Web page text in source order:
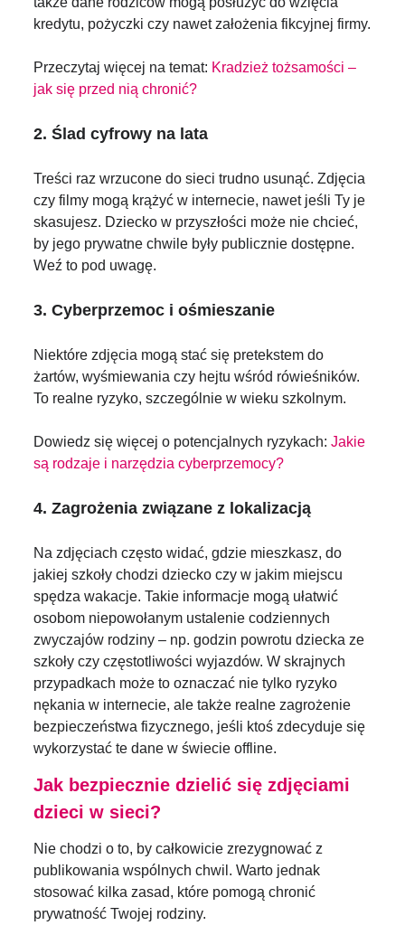
kredytu, pożyczki czy nawet założenia fikcyjnej firmy.
Przeczytaj więcej na temat: Kradzież tożsamości –
jak się przed nią chronić?
2. Ślad cyfrowy na lata
Treści raz wrzucone do sieci trudno usunąć. Zdjęcia
czy filmy mogą krążyć w internecie, nawet jeśli Ty je
skasujesz. Dziecko w przyszłości może nie chcieć,
by jego prywatne chwile były publicznie dostępne.
Weź to pod uwagę.
3. Cyberprzemoc i ośmieszanie
Niektóre zdjęcia mogą stać się pretekstem do
żartów, wyśmiewania czy hejtu wśród rówieśników.
To realne ryzyko, szczególnie w wieku szkolnym.
Dowiedz się więcej o potencjalnych ryzykach:Jakie
są rodzaje i narzędzia cyberprzemocy?
4. Zagrożenia związane z lokalizacją
Na zdjęciach często widać, gdzie mieszkasz, do
jakiej szkoły chodzi dziecko czy w jakim miejscu
spędza wakacje. Takie informacje mogą ułatwić
osobom niepowołanym ustalenie codziennych
zwyczajów rodziny – np. godzin powrotu dziecka ze
szkoły czy częstotliwości wyjazdów. W skrajnych
przypadkach może to oznaczać nie tylko ryzyko
nękania w internecie, ale także realne zagrożenie
bezpieczeństwa fizycznego, jeśli ktoś zdecyduje się
wykorzystać te dane w świecie offline.
Jak bezpiecznie dzielić się zdjęciami
dzieci w sieci?
Nie chodzi o to, by całkowicie zrezygnować z
publikowania wspólnych chwil. Warto jednak
stosować kilka zasad, które pomogą chronić
prywatność Twojej rodziny.